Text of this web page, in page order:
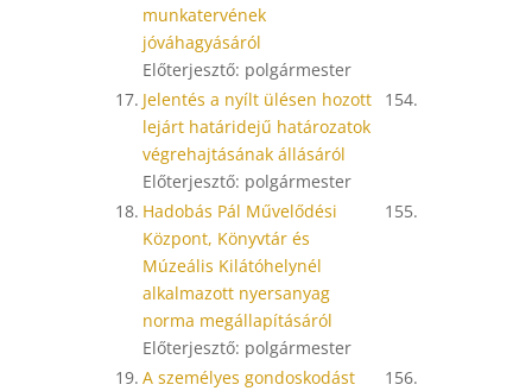
munkatervének
jóváhagyásáról
Előterjesztő: polgármester
17. Jelentés a nyílt ülésen hozott
lejárt határidejű határozatok
végrehajtásának állásáról
Előterjesztő: polgármester
154.
18. Hadobás Pál Művelődési
Központ, Könyvtár és
Múzeális Kilátóhelynél
alkalmazott nyersanyag
norma megállapításáról
Előterjesztő: polgármester
155.
19. A személyes gondoskodást
156.